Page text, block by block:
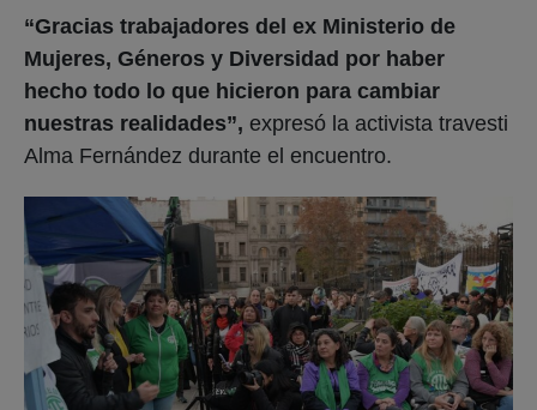
“Gracias trabajadores del ex Ministerio de
Mujeres, Géneros y Diversidad por haber
hecho todo lo que hicieron para cambiar
nuestras realidades”, expresó la activista travesti
Alma Fernández durante el encuentro.